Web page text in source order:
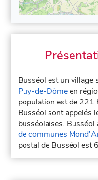
Busséol est un village
Puy-de-Dômeen
population est de 221
Busséol sont appelés
busséolaises.
de communes
postal de Busséol est